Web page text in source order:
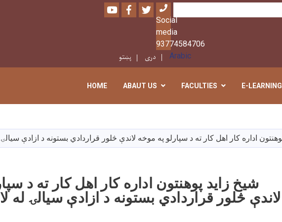
main
content
YoutubeFacebook
Twitter
Social
media
93774584706
Search
پښتو دری Arabic
HOME ABAUT US FACULTIES E-LEARNING
شیخ زاید پوهنتون اداره کار اهل کار ته د
لاندې څلور قراردادي بستونه د ازادې سيالۍ له